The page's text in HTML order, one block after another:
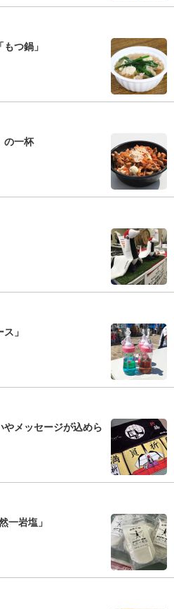
つ鍋」
の一杯
」
メッセージが込めら
一岩塩」